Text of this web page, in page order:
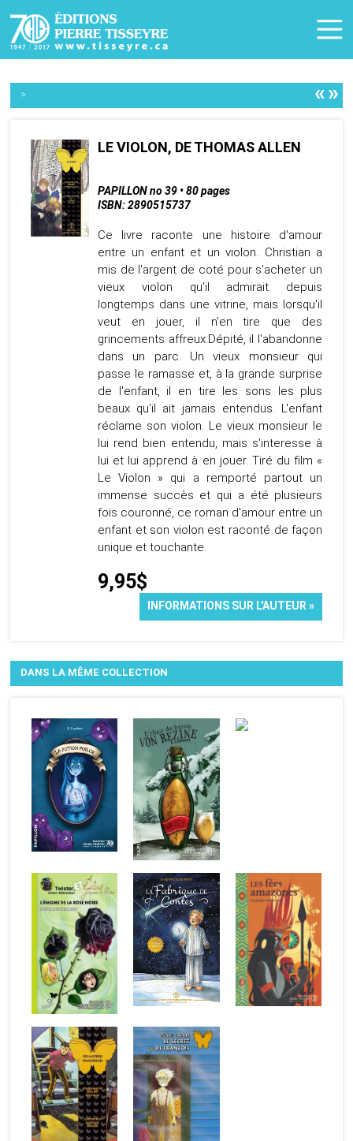
> «»
LE VIOLON, DE THOMAS ALLEN
PAPILLON no 39 • 80 pages
ISBN: 2890515737
Ce livre raconte une histoire d'amour
entre un enfant et un violon. Christian a
mis de l'argent de coté pour s'acheter un
vieux violon qu'il admirait depuis
longtemps dans une vitrine, mais lorsqu'il
veut en jouer, il n'en tire que des
grincements affreux.Dépité, il l'abandonne
dans un parc. Un vieux monsieur qui
passe le ramasse et, à la grande surprise
de l'enfant, il en tire les sons les plus
beaux qu'il ait jamais entendus. L'enfant
réclame son violon. Le vieux monsieur le
lui rend bien entendu, mais s'interesse à
lui et lui apprend à en jouer. Tiré du film «
Le Violon » qui a remporté partout un
immense succès et qui a été plusieurs
fois couronné, ce roman d'amour entre un
enfant et son violon est raconté de façon
unique et touchante.
9,95$
INFORMATIONS SUR L'AUTEUR »
DANS LA MÊME COLLECTION